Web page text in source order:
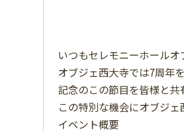
いつもセレモニーホールオ
オブジェ西大寺では7周年
記念のこの節目を皆様と共
この特別な機会にオブジェ
イベント概要